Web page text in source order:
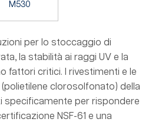
M530
per lo stoccaggio di
la stabilità ai raggi UV e la
fattori critici. I rivestimenti e le
clorosolfonato) della
specificamente per rispondere
NSF-61 e una